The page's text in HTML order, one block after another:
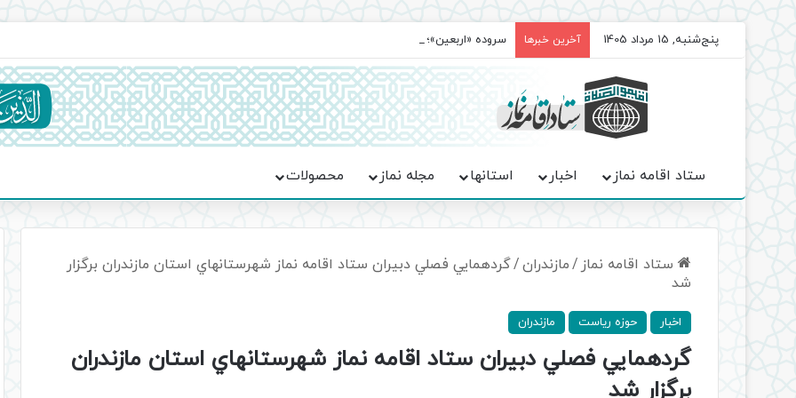
پنج‌شنبه, 15 مرداد 1405 آخرین خبرها سروده‌ «اربعین»؛ روایت حماسه، استقامت و تمدن‌سازی امت اسلامی
ستاد اقامه نماز اخبار استانها مجله نماز محصولات
ستاد اقامه نماز /مازندران/گردهمايي فصلي دبيران ستاد اقامه نماز شهرستانهاي استان مازندران برگزار
شد
اخبار حوزه ریاست مازندران
گردهمايي فصلي دبيران ستاد اقامه نماز شهرستانهاي استان مازندران
برگزار شد